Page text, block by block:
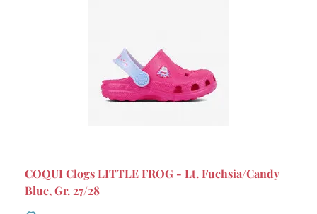
COQUI Clogs LITTLE FROG - Lt. Fuchsia/Candy
Blue, Gr. 27/28